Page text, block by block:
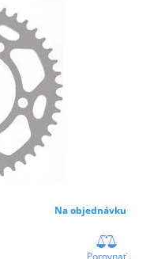
Na objednávku
Porovnať